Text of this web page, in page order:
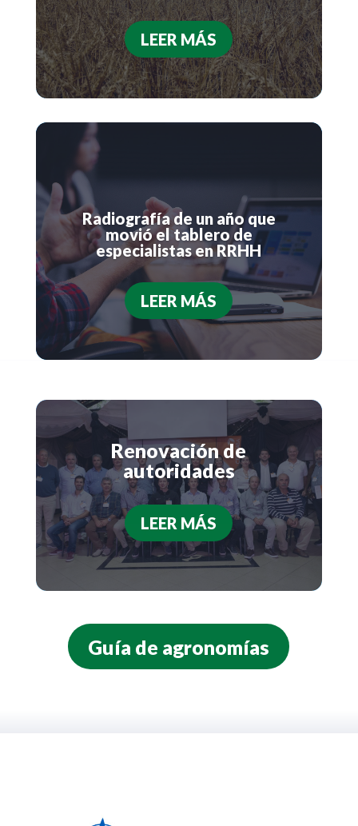
LEER MÁS
Radiografía de un año que
movió el tablero de
especialistas en RRHH
LEER MÁS
Renovación de
autoridades
LEER MÁS
Guía de agronomías